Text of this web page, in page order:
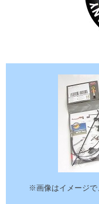
※画像はイメージ